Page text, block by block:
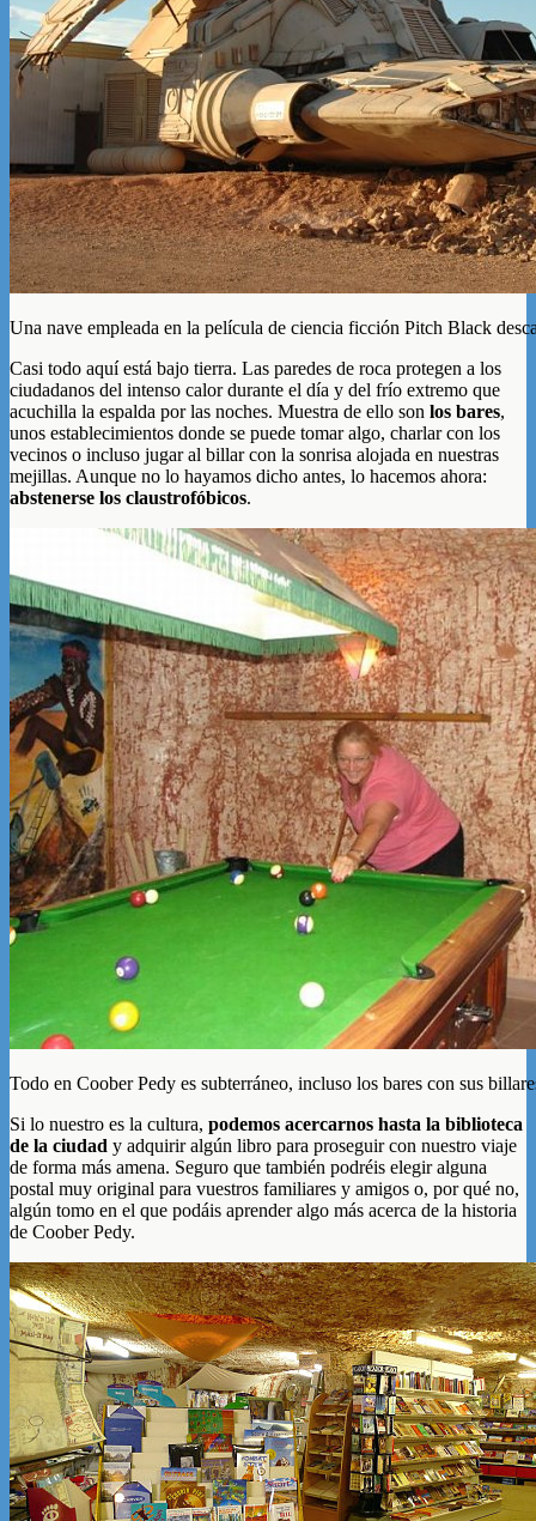
Una nave empleada en la película de ciencia ficción Pitch Black
Casi todo aquí está bajo tierra. Las paredes de roca protegen a los
ciudadanos del intenso calor durante el día y del frío extremo que
acuchilla la espalda por las noches. Muestra de ello son los bares,
unos establecimientos donde se puede tomar algo, charlar con los
vecinos o incluso jugar al billar con la sonrisa alojada en nuestras
mejillas. Aunque no lo hayamos dicho antes, lo hacemos ahora:
abstenerse los claustrofóbicos.
Todo en Coober Pedy es subterráneo, incluso los bares con sus
Si lo nuestro es la cultura, podemos acercarnos hasta la biblioteca
de la ciudad y adquirir algún libro para proseguir con nuestro viaje
de forma más amena. Seguro que también podréis elegir alguna
postal muy original para vuestros familiares y amigos o, por qué no,
algún tomo en el que podáis aprender algo más acerca de la historia
de Coober Pedy.